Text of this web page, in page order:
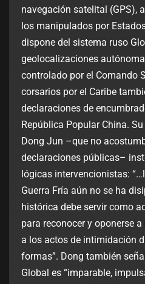
navegación satelital (GPS),
los manipulados por
dispone del sistema ruso
geolocalizaciones
controlado por el Comando
corsarios por el Caribe
declaraciones de
República Popular China.
Dong Jun –que no
declaraciones públicas–
lógicas intervencionistas:
Guerra Fría aún no se ha
histórica debe servir como
para reconocer y oponerse
a los actos de intimidación
formas”. Dong también
Global es “imparable,